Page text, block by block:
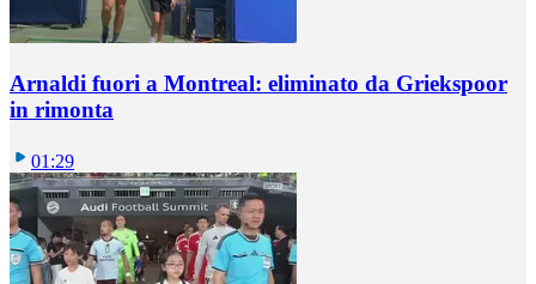
Arnaldi fuori a Montreal: eliminato da Griekspoor
in rimonta
01:29